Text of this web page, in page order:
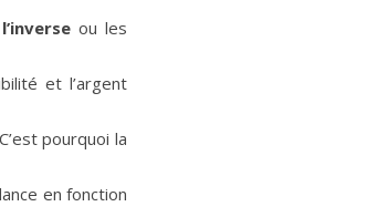
ou les
et l’argent
pourquoi la
en fonction